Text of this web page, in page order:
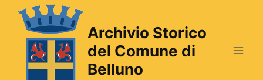
Salta
contenuto
Archivio Storico
del Comune di
Belluno